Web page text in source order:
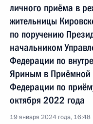
личного приёма в
жительницы
по поручению
начальником
Федерации по
Яриным в Приёмной
Федерации по
октября 2022 года
19 января 2024 года, 16:48